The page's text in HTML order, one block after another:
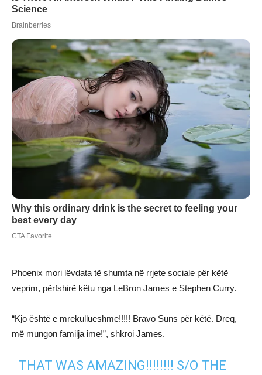
Phoenix mori lëvdata të shumta në rrjete sociale për këtë
veprim, përfshirë këtu nga LeBron James e Stephen Curry.
“Kjo është e mrekullueshme!!!!! Bravo Suns për këtë. Dreq,
më mungon familja ime!”, shkroi James.
THAT WAS AMAZING!!!!!!!! S/O THE